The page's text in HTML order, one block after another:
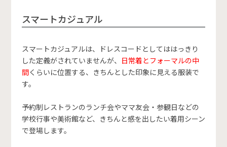
スマートカジュアル
スマートカジュアルは、ドレスコードとしてははっきり
した定義がされていませんが、 日常着とフォーマルの中
間くらいに位置する、きちんとした印象に見える服装で
す。
予約制レストランのランチ会やママ友会・参観日などの
学校行事や美術館など、きちんと感を出したい着用シーン
で登場します。